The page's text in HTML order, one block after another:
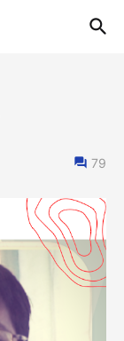
79